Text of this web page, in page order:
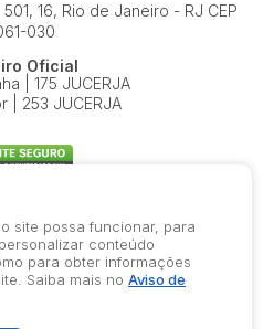
16, Rio de Janeiro - RJ CEP
030
Oficial
| 175 JUCERJA
| 253 JUCERJA
os direitos reservados
Privacidade
de Uso
site possa funcionar, para
conteúdo
para obter informações
Saiba mais no Aviso de